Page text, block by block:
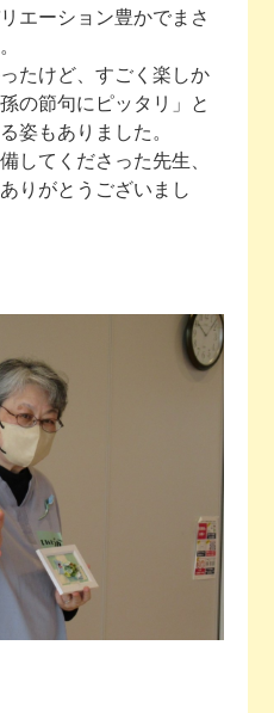
エーション豊かでまさ
たけど、すごく楽しか
の節句にピッタリ」と
姿もありました。
してくださった先生、
りがとうございまし